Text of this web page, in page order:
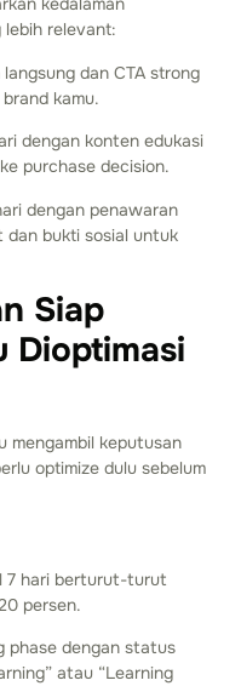
relevant:
dan CTA strong
kamu.
dengan konten edukasi
purchase decision.
dengan penawaran
dan bukti sosial untuk
Siap
Dioptimasi
mengambil keputusan
optimize dulu sebelum
7 hari berturut-turut
persen.
phase dengan status
atau “Learning